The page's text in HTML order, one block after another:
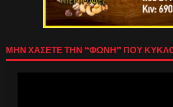
ΜΗΝ ΧΑΣΕΤΕ ΤΗΝ “ΦΩΝΗ” ΠΟΥ